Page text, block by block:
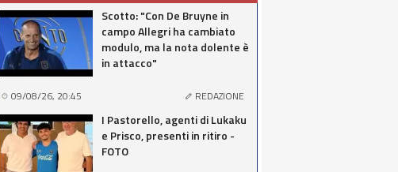
Scotto: "Con De Bruyne in
campo Allegri ha cambiato
modulo, ma la nota dolente è
in attacco"
09/08/26, 20:45 REDAZIONE
I Pastorello, agenti di Lukaku
e Prisco, presenti in ritiro -
FOTO